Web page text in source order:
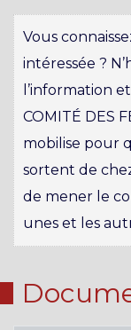
Vous
intéressée ?
l’information
COMITÉ DES
mobilise pour
sortent de
de mener le
unes et les